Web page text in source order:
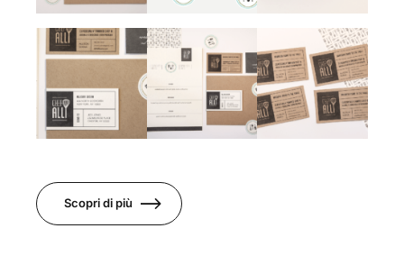
Scopri di più